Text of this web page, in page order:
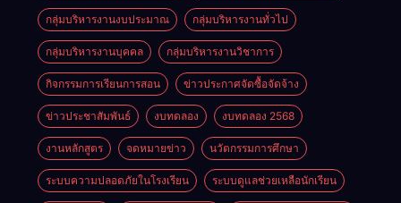
กลุ่มบริหารงานงบประมาณ กลุ่มบริหารงานทั่วไป
กลุ่มบริหารงานบุคคล กลุ่มบริหารงานวิชาการ
กิจกรรมการเรียนการสอน ข่าวประกาศจัดซื้อจัดจ้าง
ข่าวประชาสัมพันธ์ งบทดลอง งบทดลอง 2568
งานหลักสูตร จดหมายข่าว นวัตกรรมการศึกษา
ระบบความปลอดภัยในโรงเรียน ระบบดูแลช่วยเหลือนักเรียน